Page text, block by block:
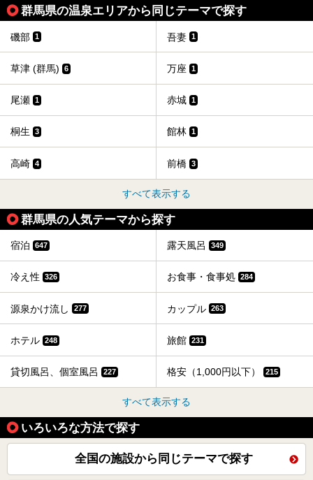
群馬県の温泉エリアから同じテーマで探す
磯部 1 吾妻 1
草津 (群馬) 6 万座 1
尾瀬 1 赤城 1
桐生 3 館林 1
高崎 4 前橋 3
すべて表示する
群馬県の人気テーマから探す
宿泊 647 露天風呂 349
冷え性 326 お食事・食事処 284
源泉かけ流し 277 カップル 263
ホテル 248 旅館 231
貸切風呂、個室風呂 227 格安（1,000円以下） 215
すべて表示する
いろいろな方法で探す
全国の施設から同じテーマで探す